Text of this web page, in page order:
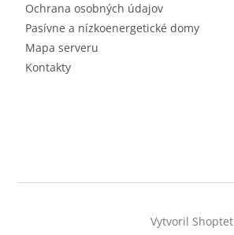
Ochrana osobných údajov
Pasívne a nízkoenergetické domy
Mapa serveru
Kontakty
Vytvoril Shoptet